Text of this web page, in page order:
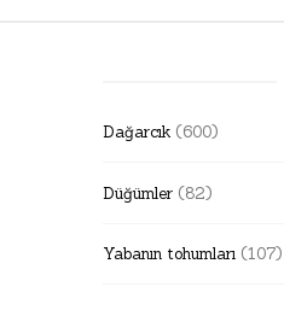
Dağarcık(600)
Düğümler(82)
Yabanın tohumları(107)